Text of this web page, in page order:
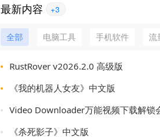
最新内容 +3
全部 电脑工具 手机软件 流
RustRover v2026.2.0 高级版
《我的机器人女友》中文版
Video Downloader万能视频下载解锁
《杀死影子》中文版